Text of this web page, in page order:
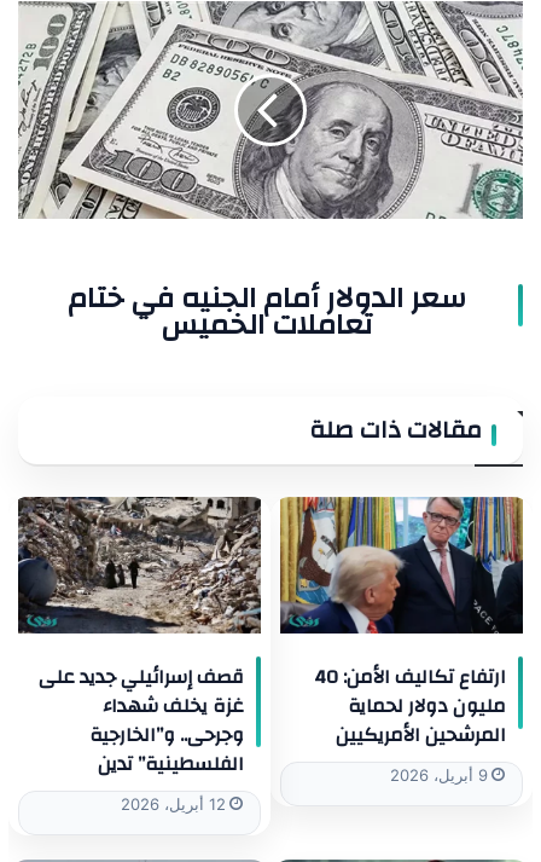
سعر
الدولار
أمام
الجنيه
في
ختام
تعاملات
الخميس
سعر الدولار أمام الجنيه في ختام
تعاملات الخميس
مقالات ذات صلة
ارتفاع تكاليف الأمن: 40
مليون دولار لحماية
المرشحين الأمريكيين
9 أبريل، 2026
قصف إسرائيلي جديد على
غزة يخلف شهداء
وجرحى.. و”الخارجية
الفلسطينية” تدين
12 أبريل، 2026